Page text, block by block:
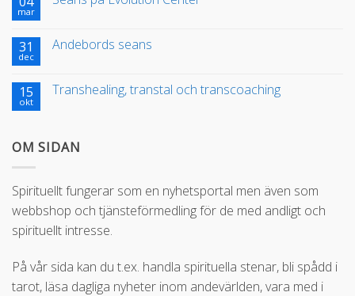
mar
31
dec
Andebords seans
15
okt
Transhealing, transtal och transcoaching
OM SIDAN
Spirituellt fungerar som en nyhetsportal men även som
webbshop och tjänsteförmedling för de med andligt och
spirituellt intresse.
På vår sida kan du t.ex. handla spirituella stenar, bli spådd i
tarot, läsa dagliga nyheter inom andevärlden, vara med i